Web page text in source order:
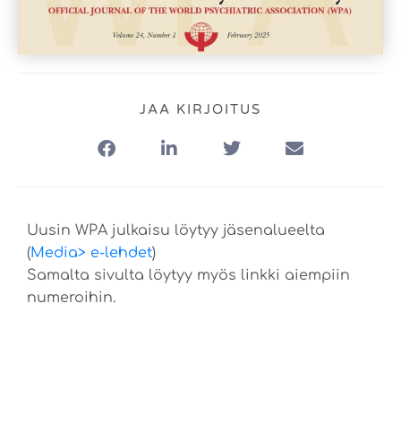
JAA KIRJOITUS
Uusin WPA julkaisu löytyy jäsenalueelta
(Media> e-lehdet)
Samalta sivulta löytyy myös linkki aiempiin
numeroihin.